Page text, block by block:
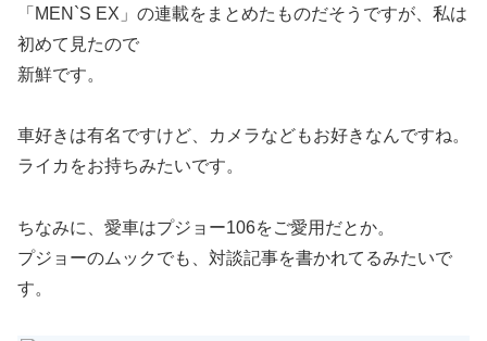
「MEN`S EX」の連載をまとめたものだそうですが、私は
初めて見たので
新鮮です。
車好きは有名ですけど、カメラなどもお好きなんですね。
ライカをお持ちみたいです。
ちなみに、愛車はプジョー106をご愛用だとか。
プジョーのムックでも、対談記事を書かれてるみたいで
す。